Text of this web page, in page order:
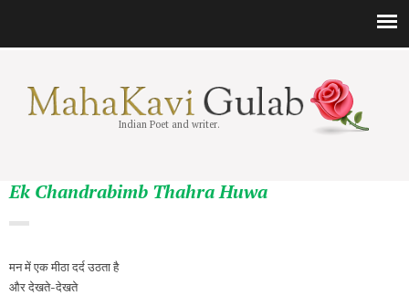
Indian Poet and writer.
Ek Chandrabimb Thahra Huwa
मन में एक मीठा दर्द उठता है
और देखते-देखते